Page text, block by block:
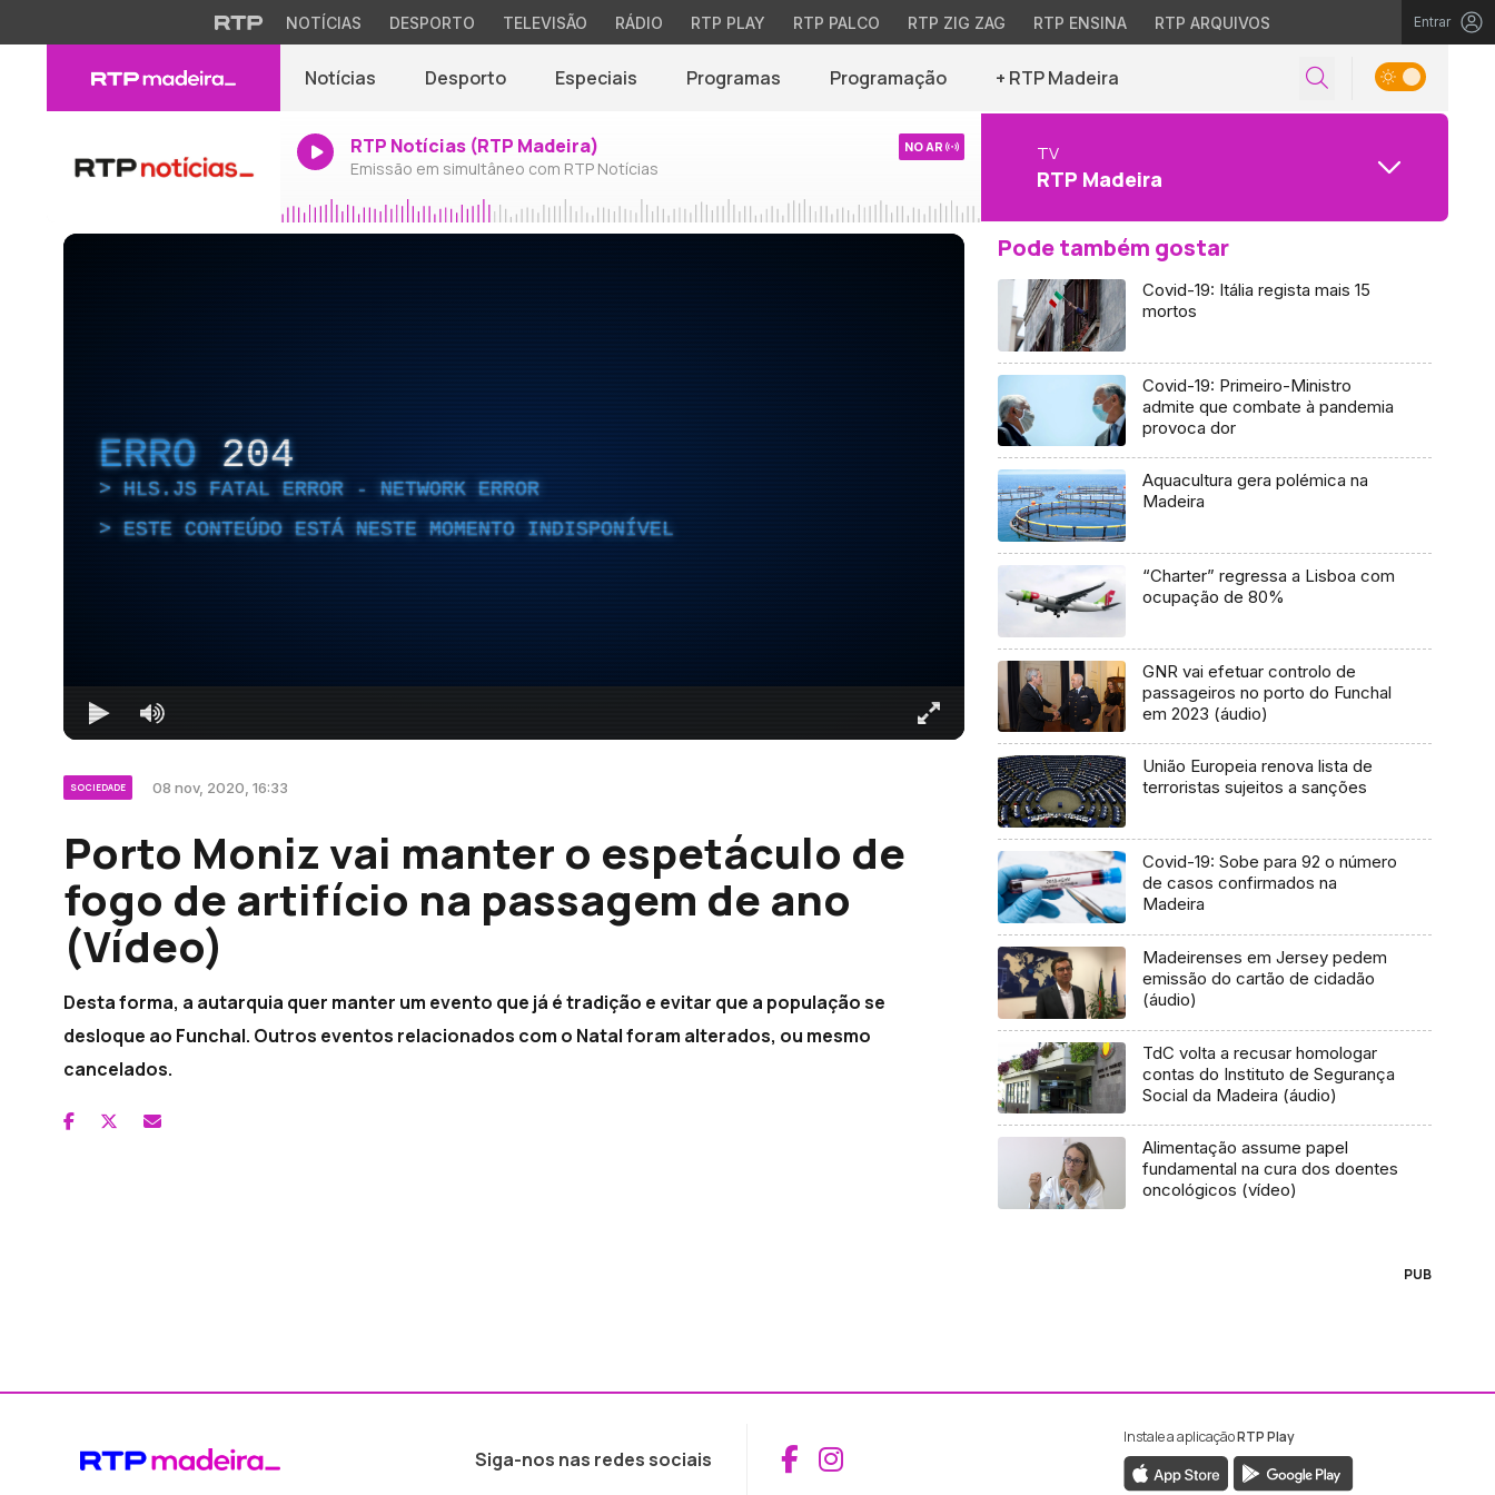
NOTÍCIAS DESPORTO TELEVISÃO RÁDIO RTP PLAY RTP PALCO RTP ZIG ZAG RTP ENSINA RTP ARQUIVOS Entrar
Notícias Desporto Especiais Programas Programação + RTP Madeira
RTP Notícias (RTP Madeira)
Emissão em simultâneo com RTP Notícias
NO AR TV
RTP Madeira
ERRO 204
HLS.JS FATAL ERROR - NETWORK ERROR
ESTE CONTEÚDO ESTÁ NESTE MOMENTO INDISPONÍVEL
SOCIEDADE 08 nov, 2020, 16:33
Porto Moniz vai manter o espetáculo de
fogo de artifício na passagem de ano
(Vídeo)
Desta forma, a autarquia quer manter um evento que já é tradição e evitar que a população se
desloque ao Funchal. Outros eventos relacionados com o Natal foram alterados, ou mesmo
cancelados.
Pode também gostar
Covid-19: Itália regista mais 15
mortos
Covid-19: Primeiro-Ministro
admite que combate à pandemia
provoca dor
Aquacultura gera polémica na
Madeira
“Charter” regressa a Lisboa com
ocupação de 80%
GNR vai efetuar controlo de
passageiros no porto do Funchal
em 2023 (áudio)
União Europeia renova lista de
terroristas sujeitos a sanções
Covid-19: Sobe para 92 o número
de casos confirmados na
Madeira
Madeirenses em Jersey pedem
emissão do cartão de cidadão
(áudio)
TdC volta a recusar homologar
contas do Instituto de Segurança
Social da Madeira (áudio)
Alimentação assume papel
fundamental na cura dos doentes
oncológicos (vídeo)
PUB
Siga-nos nas redes sociais Aceder ao Facebook da RTP Madeira
Aceder ao Instagram da RTP Madeira
Instale a aplicaçãoRTP Play